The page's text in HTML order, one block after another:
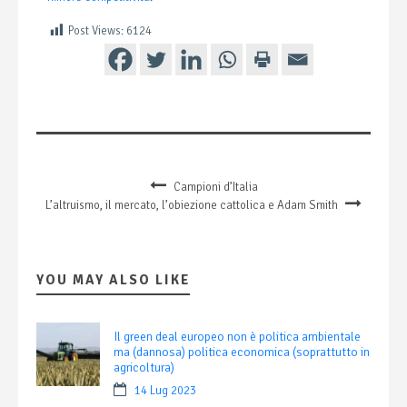
Post Views: 6124
Campioni d’Italia
L’altruismo, il mercato, l’obiezione cattolica e Adam Smith
YOU MAY ALSO LIKE
Il green deal europeo non è politica ambientale
ma (dannosa) politica economica (soprattutto in
agricoltura)
14 Lug 2023